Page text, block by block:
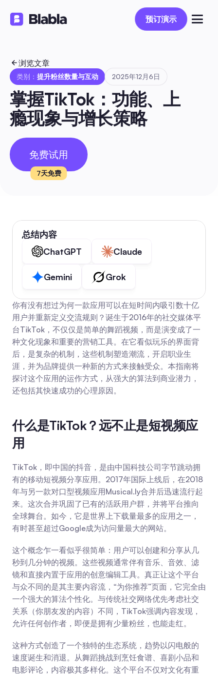
预订演示
预订演示
浏览文章
类别： 提升粉丝数量与互动 2025年12月6日
掌握TikTok：功能、上
瘾现象与增长策略
免费试用
7天免费
总结内容
ChatGPT
Claude
Gemini Grok
你有没有想过为何一款应用可以在短时间内吸引数十亿
用户并重新定义交流规则？诞生于2016年的社交媒体平
台TikTok，不仅仅是简单的舞蹈视频，而是演变成了一
种文化现象和重要的营销工具。在它看似玩乐的界面背
后，是复杂的机制，这些机制塑造潮流，开启职业生
涯，并为品牌提供一种新的方式来接触受众。本指南将
探讨这个应用的运作方式，从强大的算法到商业潜力，
还包括其快速成功的心理原因。
什么是TikTok？远不止是短视频应
用
TikTok，即中国的抖音，是由中国科技公司字节跳动拥
有的移动短视频分享应用。2017年国际上线后，在2018
年与另一款对口型视频应用Musical.ly合并后迅速流行起
来。这次合并巩固了已有的活跃用户群，并将平台推向
全球舞台。如今，它是世界上下载量最多的应用之一，
有时甚至超过Google成为访问量最大的网站。
这个概念乍一看似乎很简单：用户可以创建和分享从几
秒到几分钟的视频。这些视频通常伴有音乐、音效、滤
镜和直接内置于应用的创意编辑工具。真正让这个平台
与众不同的是其主要内容流，“为你推荐”页面，它完全由
一个强大的算法个性化。与传统社交网络优先考虑社交
关系（你朋友发的内容）不同，TikTok强调内容发现，
允许任何创作者，即便是拥有少量粉丝，也能走红。
这种方式创造了一个独特的生态系统，趋势以闪电般的
速度诞生和消退。从舞蹈挑战到烹饪食谱、喜剧小品和
电影评论，内容极其多样化。这个平台不仅对文化有重